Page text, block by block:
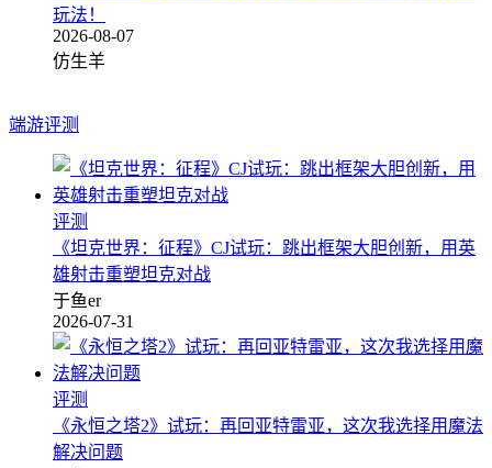
玩法！
2026-08-07
仿生羊
端游评测
评测
《坦克世界：征程》CJ试玩：跳出框架大胆创新，用英
雄射击重塑坦克对战
于鱼er
2026-07-31
评测
《永恒之塔2》试玩：再回亚特雷亚，这次我选择用魔法
解决问题